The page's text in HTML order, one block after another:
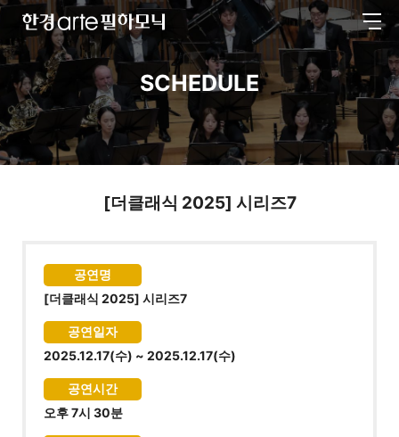
한
경
arte
하
모
닉
전
체
메
SCHEDULE
[더클래식 2025] 시리즈7
공연명
[더클래식 2025] 시리즈7
공연일자
2025.12.17(수) ~ 2025.12.17(수)
공연시간
오후 7시 30분